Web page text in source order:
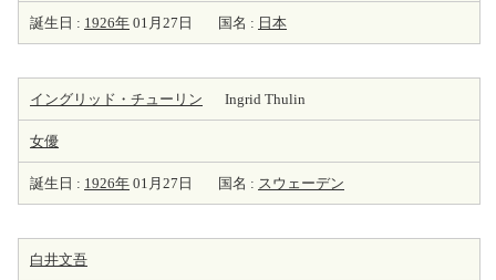
誕生日 : 1926年 01月27日 国名 : 日本
イングリッド・チューリン Ingrid Thulin
女優
誕生日 : 1926年 01月27日 国名 : スウェーデン
白井文吾